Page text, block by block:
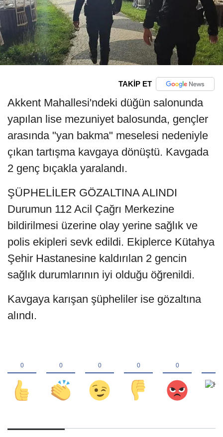
TAKİP ET
Akkent Mahallesi'ndeki düğün salonunda
yapılan lise mezuniyet balosunda, gençler
arasında "yan bakma" meselesi nedeniyle
çıkan tartışma kavgaya dönüştü. Kavgada
2 genç bıçakla yaralandı.
ŞÜPHELİLER GÖZALTINA ALINDI
Durumun 112 Acil Çağrı Merkezine
bildirilmesi üzerine olay yerine sağlık ve
polis ekipleri sevk edildi. Ekiplerce Kütahya
Şehir Hastanesine kaldırılan 2 gencin
sağlık durumlarının iyi olduğu öğrenildi.
Kavgaya karışan şüpheliler ise gözaltına
alındı.